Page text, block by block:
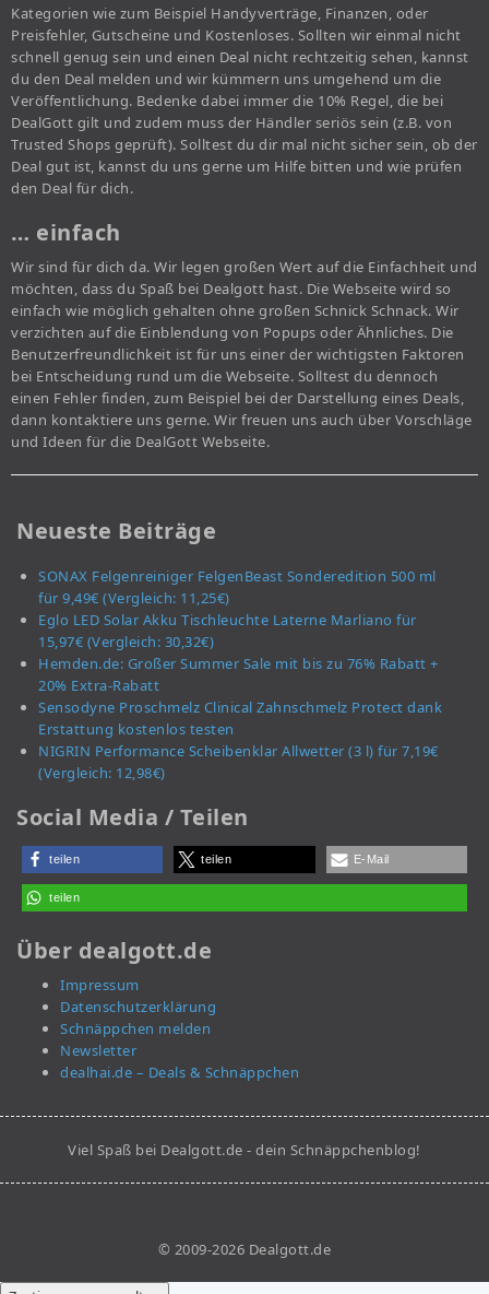
Kategorien wie zum Beispiel Handyverträge, Finanzen, oder
Preisfehler, Gutscheine und Kostenloses. Sollten wir einmal nicht
schnell genug sein und einen Deal nicht rechtzeitig sehen, kannst
du den Deal melden und wir kümmern uns umgehend um die
Veröffentlichung. Bedenke dabei immer die 10% Regel, die bei
DealGott gilt und zudem muss der Händler seriös sein (z.B. von
Trusted Shops geprüft). Solltest du dir mal nicht sicher sein, ob der
Deal gut ist, kannst du uns gerne um Hilfe bitten und wie prüfen
den Deal für dich.
… einfach
Wir sind für dich da. Wir legen großen Wert auf die Einfachheit und
möchten, dass du Spaß bei Dealgott hast. Die Webseite wird so
einfach wie möglich gehalten ohne großen Schnick Schnack. Wir
verzichten auf die Einblendung von Popups oder Ähnliches. Die
Benutzerfreundlichkeit ist für uns einer der wichtigsten Faktoren
bei Entscheidung rund um die Webseite. Solltest du dennoch
einen Fehler finden, zum Beispiel bei der Darstellung eines Deals,
dann kontaktiere uns gerne. Wir freuen uns auch über Vorschläge
und Ideen für die DealGott Webseite.
Neueste Beiträge
SONAX Felgenreiniger FelgenBeast Sonderedition 500 ml
für 9,49€ (Vergleich: 11,25€)
Eglo LED Solar Akku Tischleuchte Laterne Marliano für
15,97€ (Vergleich: 30,32€)
Hemden.de: Großer Summer Sale mit bis zu 76% Rabatt +
20% Extra-Rabatt
Sensodyne Proschmelz Clinical Zahnschmelz Protect dank
Erstattung kostenlos testen
NIGRIN Performance Scheibenklar Allwetter (3 l) für 7,19€
(Vergleich: 12,98€)
Social Media / Teilen
teilen teilen E-Mail
teilen
Über dealgott.de
Impressum
Datenschutzerklärung
Schnäppchen melden
Newsletter
dealhai.de – Deals & Schnäppchen
Viel Spaß bei Dealgott.de - dein Schnäppchenblog!
© 2009-2026 Dealgott.de